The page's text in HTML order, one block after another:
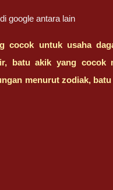
google antara lain
cocok untuk usaha
batu akik yang
menurut zodiak,